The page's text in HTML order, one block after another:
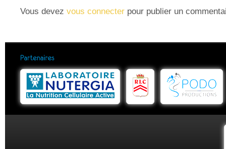
Vous devez vous connecter pour publier un